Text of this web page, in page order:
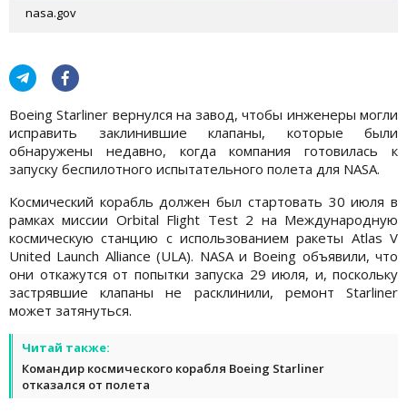
nasa.gov
Boeing Starliner вернулся на завод, чтобы инженеры могли
исправить заклинившие клапаны, которые были
обнаружены недавно, когда компания готовилась к
запуску беспилотного испытательного полета для NASA.
Космический корабль должен был стартовать 30 июля в
рамках миссии Orbital Flight Test 2 на Международную
космическую станцию с использованием ракеты Atlas V
United Launch Alliance (ULA). NASA и Boeing объявили, что
они откажутся от попытки запуска 29 июля, и, поскольку
застрявшие клапаны не расклинили, ремонт Starliner
может затянуться.
Читай также:
Командир космического корабля Boeing Starliner
отказался от полета